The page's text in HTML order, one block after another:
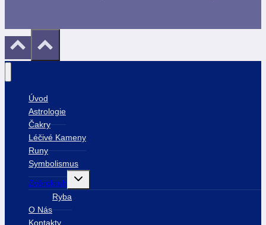
Úvod
Astrologie
Čakry
Léčivé Kameny
Runy
Symbolismus
Zvěrokruh
Toggle
Ryba
O Nás
Kontakty